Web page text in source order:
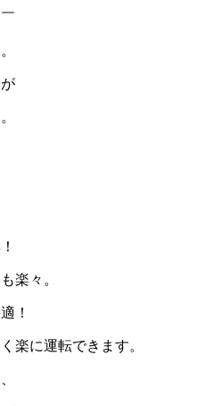
楽々。
！
楽に運転できます。